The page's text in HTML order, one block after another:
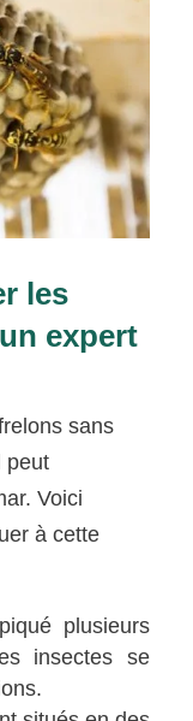
les
expert
sans
peut
Voici
à cette
plusieurs
insectes se